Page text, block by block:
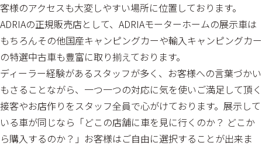
客様のアクセスも大変しやすい場所に位置しております。
ADRIAの正規販売店として、ADRIAモーターホームの展示車は
もちろんその他国産キャンピングカーや輸入キャンピングカー
の特選中古車も豊富に取り揃えております。
ディーラー経験があるスタッフが多く、お客様への言葉づかい
もさることながら、一つ一つの対応に気を使いご満足して頂く
接客やお店作りをスタッフ全員で心がけております。展示して
いる車が同じなら「どこの店舗に車を見に行くのか？ どこか
ら購入するのか？」お客様はご自由に選択することが出来ま